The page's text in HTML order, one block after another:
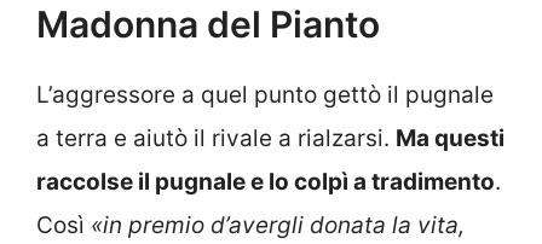
Madonna del Pianto
L’aggressore a quel punto gettò il pugnale
a terra e aiutò il rivale a rialzarsi. Ma questi
raccolse il pugnale e lo colpì a tradimento.
Così «in premio d’avergli donata la vita,